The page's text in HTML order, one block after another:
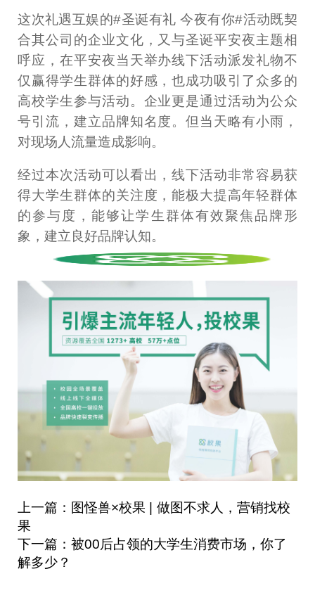
这次礼遇互娱的#圣诞有礼 今夜有你#活动既契
合其公司的企业文化，又与圣诞平安夜主题相
呼应，在平安夜当天举办线下活动派发礼物不
仅赢得学生群体的好感，也成功吸引了众多的
高校学生参与活动。企业更是通过活动为公众
号引流，建立品牌知名度。但当天略有小雨，
对现场人流量造成影响。
经过本次活动可以看出，线下活动非常容易获
得大学生群体的关注度，能极大提高年轻群体
的参与度，能够让学生群体有效聚焦品牌形
象，建立良好品牌认知。
上一篇：图怪兽×校果 | 做图不求人，营销找校
果
下一篇：被00后占领的大学生消费市场，你了
解多少？